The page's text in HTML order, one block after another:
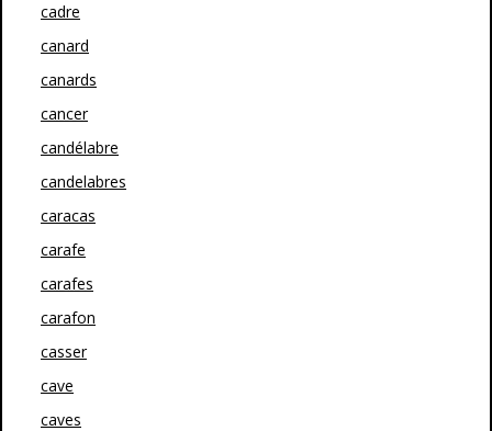
cadre
canard
canards
cancer
candélabre
candelabres
caracas
carafe
carafes
carafon
casser
cave
caves